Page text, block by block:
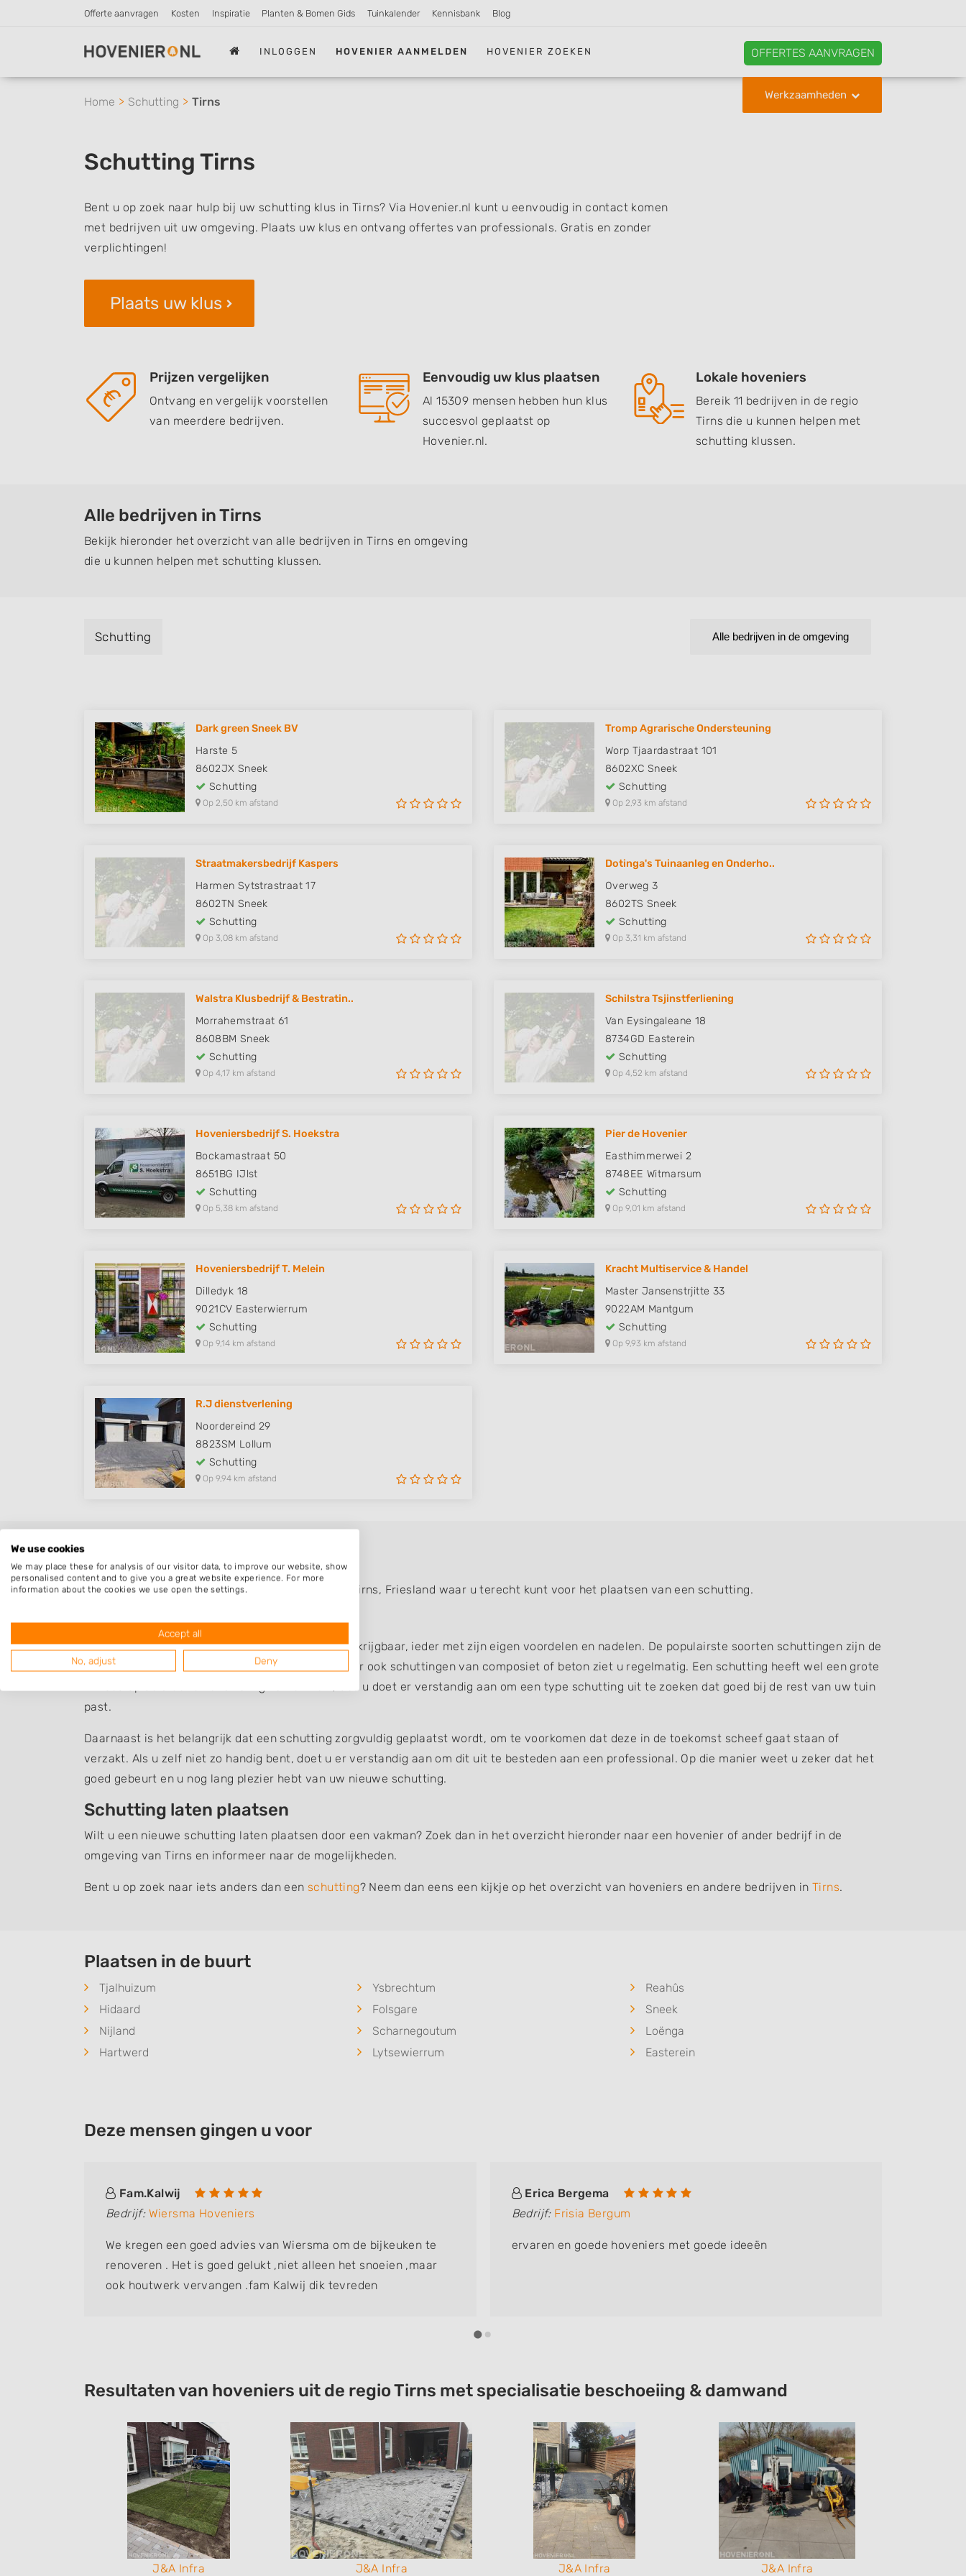
Offerte aanvragen Kosten Inspiratie Planten & Bomen Gids Tuinkalender Kennisbank Blog
INLOGGEN HOVENIER AANMELDEN HOVENIER ZOEKEN OFFERTES AANVRAGEN
Werkzaamheden
Home Schutting Tirns
Schutting Tirns
Bent u op zoek naar hulp bij uw schutting klus in Tirns? Via Hovenier.nl kunt u eenvoudig in contact komen
met bedrijven uit uw omgeving. Plaats uw klus en ontvang offertes van professionals. Gratis en zonder
verplichtingen!
Plaats uw klus
Prijzen vergelijken
Ontvang en vergelijk voorstellen
van meerdere bedrijven.
Eenvoudig uw klus plaatsen
Al 15309 mensen hebben hun klus
succesvol geplaatst op
Hovenier.nl.
Lokale hoveniers
Bereik 11 bedrijven in de regio
Tirns die u kunnen helpen met
schutting klussen.
Alle bedrijven in Tirns
Bekijk hieronder het overzicht van alle bedrijven in Tirns en omgeving
die u kunnen helpen met schutting klussen.
Schutting Alle bedrijven in de omgeving
Dark green Sneek BV
Harste 5
8602JX Sneek
Schutting
Op 2,50 km afstand
Tromp Agrarische Ondersteuning
Worp Tjaardastraat 101
8602XC Sneek
Schutting
Op 2,93 km afstand
Straatmakersbedrijf Kaspers
Harmen Sytstrastraat 17
8602TN Sneek
Schutting
Op 3,08 km afstand
Dotinga's Tuinaanleg en Onderho..
Overweg 3
8602TS Sneek
Schutting
Op 3,31 km afstand
Walstra Klusbedrijf & Bestratin..
Morrahemstraat 61
8608BM Sneek
Schutting
Op 4,17 km afstand
Schilstra Tsjinstferliening
Van Eysingaleane 18
8734GD Easterein
Schutting
Op 4,52 km afstand
Hoveniersbedrijf S. Hoekstra
Bockamastraat 50
8651BG IJlst
Schutting
Op 5,38 km afstand
Pier de Hovenier
Easthimmerwei 2
8748EE Witmarsum
Schutting
Op 9,01 km afstand
Hoveniersbedrijf T. Melein
Dilledyk 18
9021CV Easterwierrum
Schutting
Op 9,14 km afstand
Kracht Multiservice & Handel
Master Jansenstrjitte 33
9022AM Mantgum
Schutting
Op 9,93 km afstand
R.J dienstverlening
Noordereind 29
8823SM Lollum
Schutting
Op 9,94 km afstand
Schutting Tirns
Een overzicht van bedrijven in de omgeving van Tirns, Friesland waar u terecht kunt voor het plaatsen van een schutting.
Schutting plaatsen
Er zijn veel verschillende soorten schuttingen verkrijgbaar, ieder met zijn eigen voordelen en nadelen. De populairste soorten schuttingen zijn de
houten schutting en de hout beton schutting, maar ook schuttingen van composiet of beton ziet u regelmatig. Een schutting heeft wel een grote
invloed op de sfeer en uitstraling van uw tuin, dus u doet er verstandig aan om een type schutting uit te zoeken dat goed bij de rest van uw tuin
past.
Daarnaast is het belangrijk dat een schutting zorgvuldig geplaatst wordt, om te voorkomen dat deze in de toekomst scheef gaat staan of
verzakt. Als u zelf niet zo handig bent, doet u er verstandig aan om dit uit te besteden aan een professional. Op die manier weet u zeker dat het
goed gebeurt en u nog lang plezier hebt van uw nieuwe schutting.
Schutting laten plaatsen
Wilt u een nieuwe schutting laten plaatsen door een vakman? Zoek dan in het overzicht hieronder naar een hovenier of ander bedrijf in de
omgeving van Tirns en informeer naar de mogelijkheden.
Bent u op zoek naar iets anders dan een schutting? Neem dan eens een kijkje op het overzicht van hoveniers en andere bedrijven inTirns.
Plaatsen in de buurt
Tjalhuizum Ysbrechtum
Reahûs
Hidaard
Folsgare
Sneek
Nijland
Scharnegoutum
Loënga
Hartwerd
Lytsewierrum Easterein
Deze mensen gingen u voor
Fam.Kalwij
Bedrijf: Wiersma Hoveniers
We kregen een goed advies van Wiersma om de bijkeuken te
renoveren . Het is goed gelukt ,niet alleen het snoeien ,maar
ook houtwerk vervangen .fam Kalwij dik tevreden
Erica Bergema
Bedrijf: Frisia Bergum
ervaren en goede hoveniers met goede ideeën
Resultaten van hoveniers uit de regio Tirns met specialisatie beschoeiing & damwand
J&A Infra J&A Infra J&A Infra J&A Infra
We use cookies
We may place these for analysis of our visitor data, to improve our website, show
personalised content and to give you a great website experience. For more
information about the cookies we use open the settings.
Accept all
No, adjust Deny